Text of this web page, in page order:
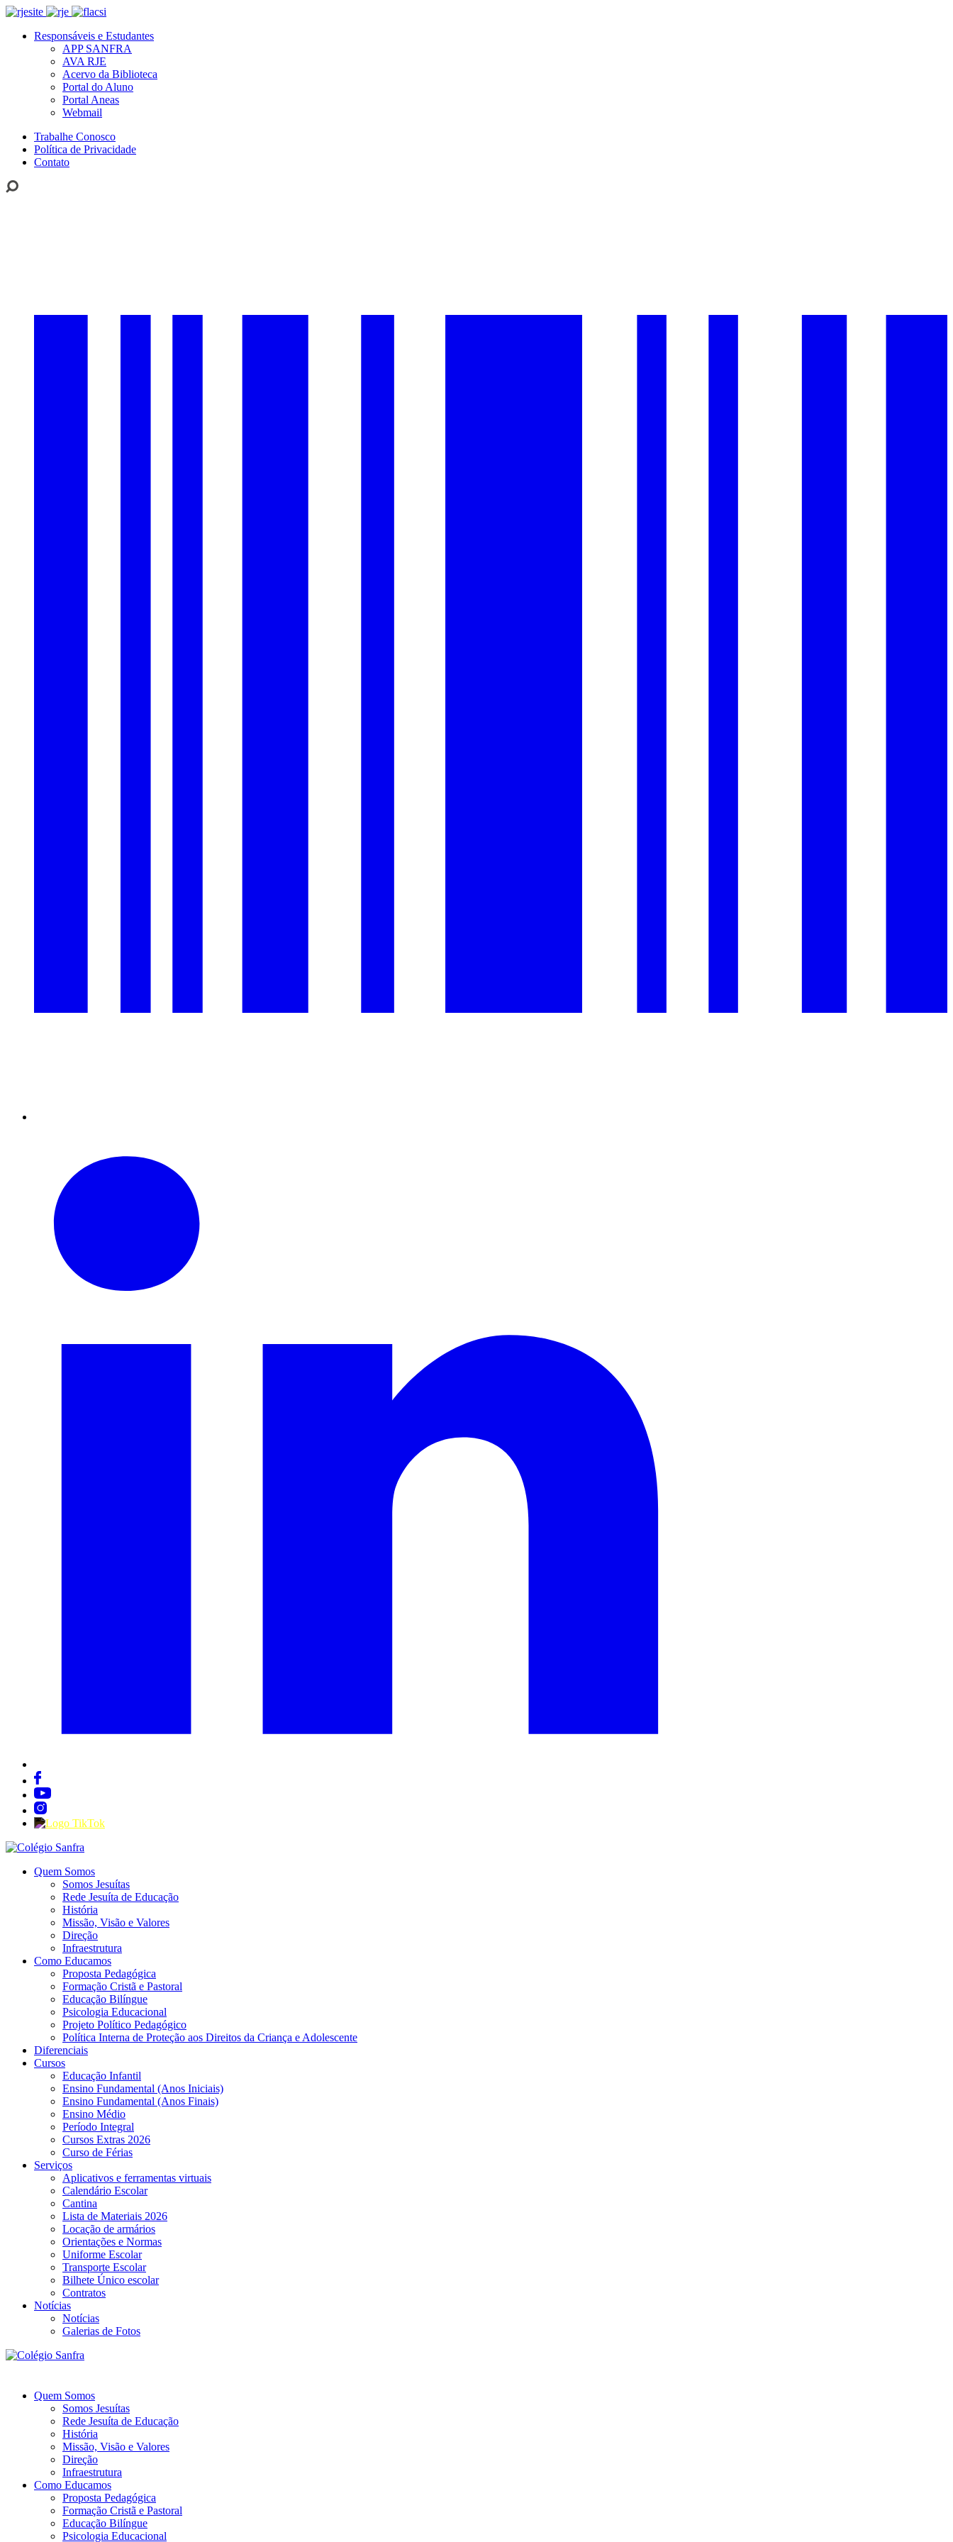
Responsáveis e Estudantes
APP SANFRA
AVA RJE
Acervo da Biblioteca
Portal do Aluno
Portal Aneas
Webmail
Trabalhe Conosco
Política de Privacidade
Contato
Quem Somos
Somos Jesuítas
Rede Jesuíta de Educação
História
Missão, Visão e Valores
Direção
Infraestrutura
Como Educamos
Proposta Pedagógica
Formação Cristã e Pastoral
Educação Bilíngue
Psicologia Educacional
Projeto Político Pedagógico
Política Interna de Proteção aos Direitos da Criança e Adolescente
Diferenciais
Cursos
Educação Infantil
Ensino Fundamental (Anos Iniciais)
Ensino Fundamental (Anos Finais)
Ensino Médio
Período Integral
Cursos Extras 2026
Curso de Férias
Serviços
Aplicativos e ferramentas virtuais
Calendário Escolar
Cantina
Lista de Materiais 2026
Locação de armários
Orientações e Normas
Uniforme Escolar
Transporte Escolar
Bilhete Único escolar
Contratos
Notícias
Notícias
Galerias de Fotos
Quem Somos
Somos Jesuítas
Rede Jesuíta de Educação
História
Missão, Visão e Valores
Direção
Infraestrutura
Como Educamos
Proposta Pedagógica
Formação Cristã e Pastoral
Educação Bilíngue
Psicologia Educacional